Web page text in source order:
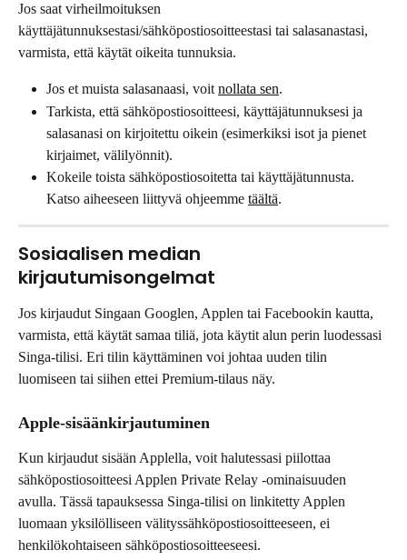
Jos saat virheilmoituksen
käyttäjätunnuksestasi/sähköpostiosoitteestasi tai salasanastasi,
varmista, että käytät oikeita tunnuksia.
Jos et muista salasanaasi, voit nollata sen.
Tarkista, että sähköpostiosoitteesi, käyttäjätunnuksesi ja
salasanasi on kirjoitettu oikein (esimerkiksi isot ja pienet
kirjaimet, välilyönnit).
Kokeile toista sähköpostiosoitetta tai käyttäjätunnusta.
Katso aiheeseen liittyvä ohjeemme täältä.
Sosiaalisen median
kirjautumisongelmat
Jos kirjaudut Singaan Googlen, Applen tai Facebookin kautta,
varmista, että käytät samaa tiliä, jota käytit alun perin luodessasi
Singa-tilisi. Eri tilin käyttäminen voi johtaa uuden tilin
luomiseen tai siihen ettei Premium-tilaus näy.
Apple-sisäänkirjautuminen
Kun kirjaudut sisään Applella, voit halutessasi piilottaa
sähköpostiosoitteesi Applen Private Relay -ominaisuuden
avulla. Tässä tapauksessa Singa-tilisi on linkitetty Applen
luomaan yksilölliseen välityssähköpostiosoitteeseen, ei
henkilökohtaiseen sähköpostiosoitteeseesi.